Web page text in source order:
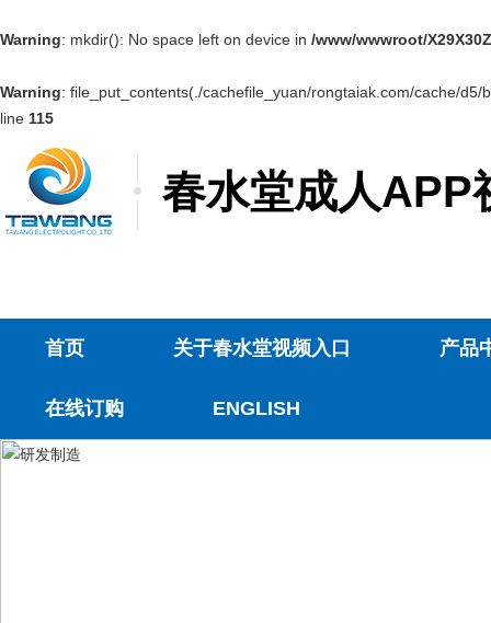
Warning: mkdir(): No space left on device in /www/wwwroot/
Warning: file_put_contents(./cachefile_yuan/rongtaiak.com/cache/
line 115
春水堂成人APP
首页 关于春水堂视频入口 产品
在线订购 ENGLISH